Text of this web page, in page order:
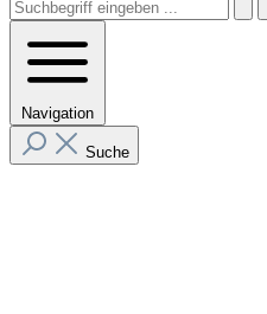
Navigation
Suche